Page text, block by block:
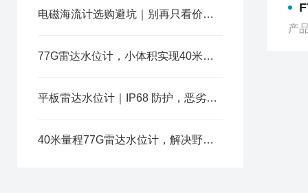
电磁海流计选购避坑｜别再只看价格！深海监测选对设备才省钱
77G雷达水位计，小体积实现40米大范围水位监测
平板雷达水位计｜IP68 防护，恶劣工况下液位稳定采集
40米量程77G雷达水位计，解决野外复杂环境水位监测难题
产